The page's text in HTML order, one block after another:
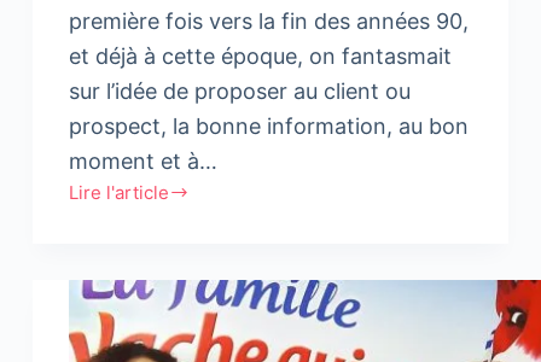
première fois vers la fin des années 90,
et déjà à cette époque, on fantasmait
sur l’idée de proposer au client ou
prospect, la bonne information, au bon
moment et à…
Lire l'article
Marketers
vous
un
autre